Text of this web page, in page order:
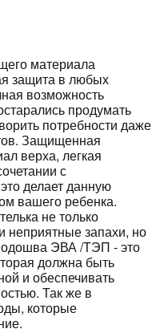
материала
защита в любых
возможность
продумать
потребности даже
Защищенная
верха, легкая
с
делает данную
вашего ребенка.
не только
неприятные запахи, но
ЭВА /ТЭП - это
должна быть
и обеспечивать
Так же в
которые
раз в 2 недели